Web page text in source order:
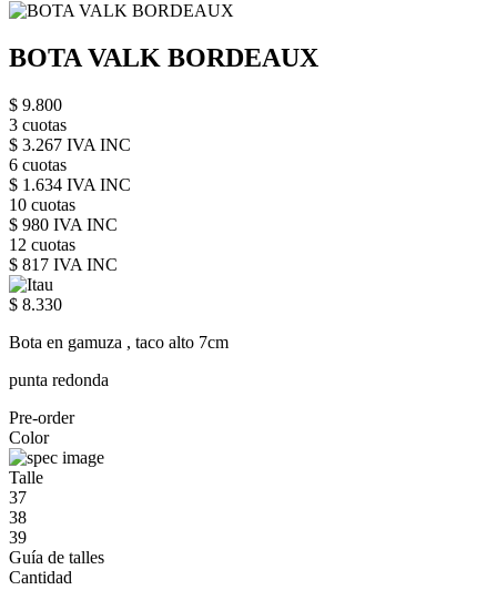
BOTA VALK BORDEAUX
$ 9.800
3 cuotas
$ 3.267 IVA INC
6 cuotas
$ 1.634 IVA INC
10 cuotas
$ 980 IVA INC
12 cuotas
$ 817 IVA INC
$ 8.330
Bota en gamuza , taco alto 7cm
punta redonda
Pre-order
Color
Talle
37
38
39
Guía de talles
Cantidad